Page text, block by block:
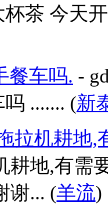
茶 今天
餐车吗. -
....... (新
拉机耕地,
耕地,有需
谢... (羊流)